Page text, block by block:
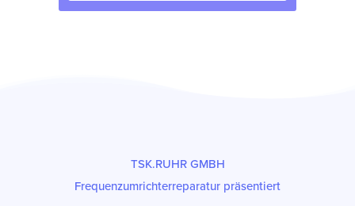
TSK.RUHR GMBH
Frequenzumrichterreparatur präsentiert